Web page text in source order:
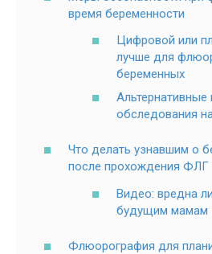
время беременности
Цифровой или
лучше для
беременных
обследования
Что делать узнавшим о
после прохождения ФЛГ
Видео: вредна
будущим мамам
Флюорография для